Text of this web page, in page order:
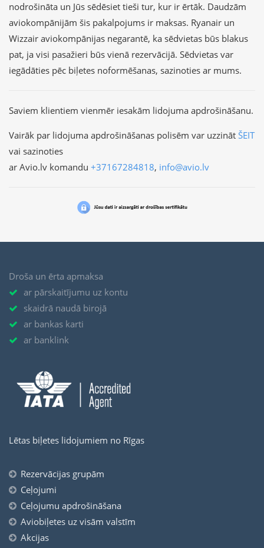
nodrošināta un Jūs sēdēsiet tieši tur, kur ir ērtāk. Daudzām
aviokompānijām šis pakalpojums ir maksas. Ryanair un
Wizzair aviokompānijas negarantē, ka sēdvietas būs blakus
pat, ja visi pasažieri būs vienā rezervācijā. Sēdvietas var
iegādāties pēc biļetes noformēšanas, sazinoties ar mums.
Saviem klientiem vienmēr iesakām lidojuma apdrošināšanu.
Vairāk par lidojuma apdrošināšanas polisēm var uzzināt ŠEIT
vai sazinoties
ar Avio.lv komandu +37167284818, info@avio.lv
Droša un ērta apmaksa
ar pārskaitījumu uz kontu
skaidrā naudā birojā
ar bankas karti
ar banklink
Lētas biļetes lidojumiem no Rīgas
Rezervācijas grupām
Ceļojumi
Ceļojumu apdrošināšana
Aviobiļetes uz visām valstīm
Akcijas